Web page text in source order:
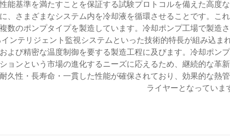
能基準を満たすことを保証する試験プロトコルを備えた高度
、さまざまなシステム内を冷却液を循環させることです。
数のポンプタイプを製造しています。冷却ポンプ工場で製造
ンテリジェント監視システムといった技術的特長が組み込ま
よび精密な温度制御を要する製造工程に及びます。冷却ポン
ョンという市場の進化するニーズに応えるため、継続的な革
久性・長寿命・一貫した性能が確保されており、効果的な
ライヤーとなっていま